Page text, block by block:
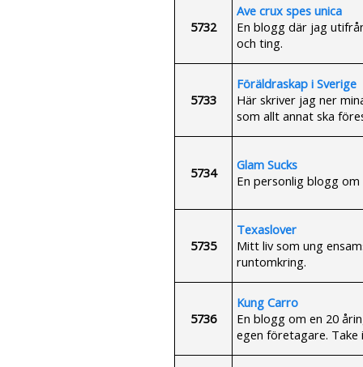
5732
Ave crux spes unica
En blogg där jag
och ting.
5733
Föräldraskap i Sverige
Här skriver jag ner
som allt annat ska
5734
Glam Sucks
En personlig blogg
5735
Texaslover
Mitt liv som ung
runtomkring.
5736
Kung Carro
En blogg om en 20
egen företagare. Take